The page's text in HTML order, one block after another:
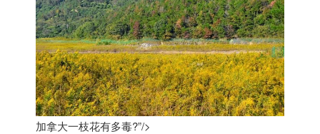
加拿大一枝花有多毒?”/>